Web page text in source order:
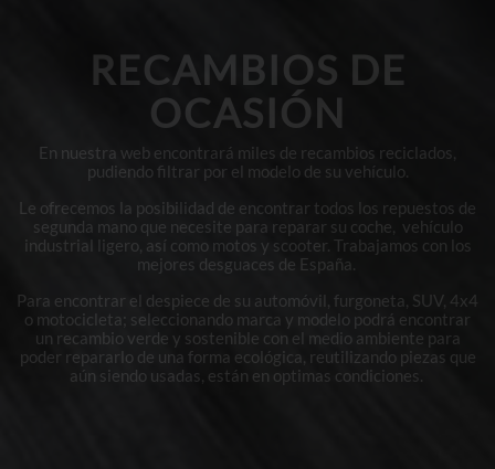
RECAMBIOS DE
OCASIÓN
En nuestra web encontrará miles de recambios reciclados,
pudiendo filtrar por el modelo de su vehículo.
Le ofrecemos la posibilidad de encontrar todos los repuestos de
segunda mano que necesite para reparar su coche, vehículo
industrial ligero, así como motos y scooter. Trabajamos con los
mejores desguaces de España.
Para encontrar el despiece de su automóvil, furgoneta, SUV, 4x4
o motocicleta; seleccionando marca y modelo podrá encontrar
un recambio verde y sostenible con el medio ambiente para
poder repararlo de una forma ecológica, reutilizando piezas que
aún siendo usadas, están en optimas condiciones.